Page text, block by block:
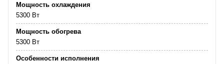
Мощность охлаждения
5300 Вт
Мощность обогрева
5300 Вт
Особенности исполнения